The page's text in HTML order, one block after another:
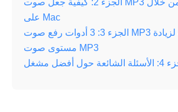
الجزء 2: كيفية جعل صوت MP3 أعلى من خلال Audacity
على Mac
الجزء 3: 3 أدوات رفع صوت MP3 عبر الإنترنت لزيادة
مستوى صوت MP3